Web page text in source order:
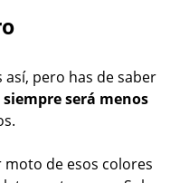
así, pero has de saber
será menos
de esos colores